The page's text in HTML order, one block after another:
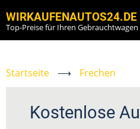
zum
Inhalt
WIRKAUFENAUTOS24.DE
Top-Preise für Ihren Gebrauchtwagen
Startseite ⟶ Frechen
Kostenlose